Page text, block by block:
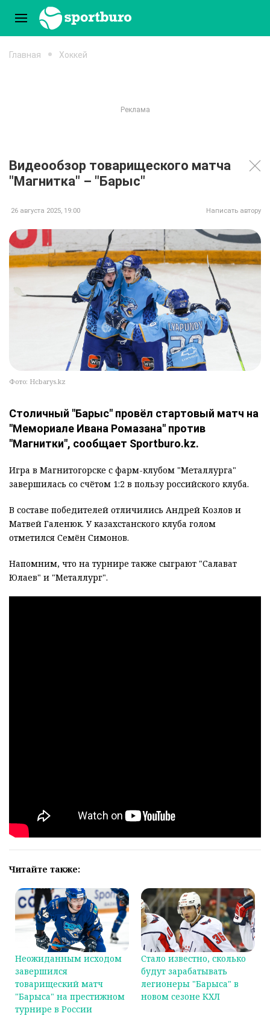
Главная Хоккей
Видеообзор товарищеского матча
"Магнитка" – "Барыс"
26 августа 2025, 19:00 Написать автору
Фото: Hcbarys.kz
Столичный "Барыс" провёл стартовый матч на
"Мемориале Ивана Ромазана" против
"Магнитки", сообщает Sportburo.kz.
Игра в Магнитогорске с фарм-клубом "Металлурга"
завершилась со счётом 1:2 в пользу российского клуба.
В составе победителей отличились Андрей Козлов и
Матвей Галенюк. У казахстанского клуба голом
отметился Семён Симонов.
Напомним, что на турнире также сыграют "Салават
Юлаев" и "Металлург".
Читайте также:
Неожиданным исходом
завершился
товарищеский матч
"Барыса" на престижном
турнире в России
Стало известно, сколько
будут зарабатывать
легионеры "Барыса" в
новом сезоне КХЛ